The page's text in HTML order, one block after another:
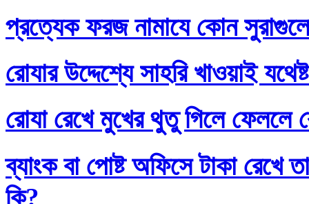
প্রত্যেক ফরজ নামাযে কোন
রোযার উদ্দেশ্যে সাহরি খাওয়াই
রোযা রেখে মুখের থুতু গিলে ফেললে
ব্যাংক বা পোষ্ট অফিসে টাকা রেখে
কি?